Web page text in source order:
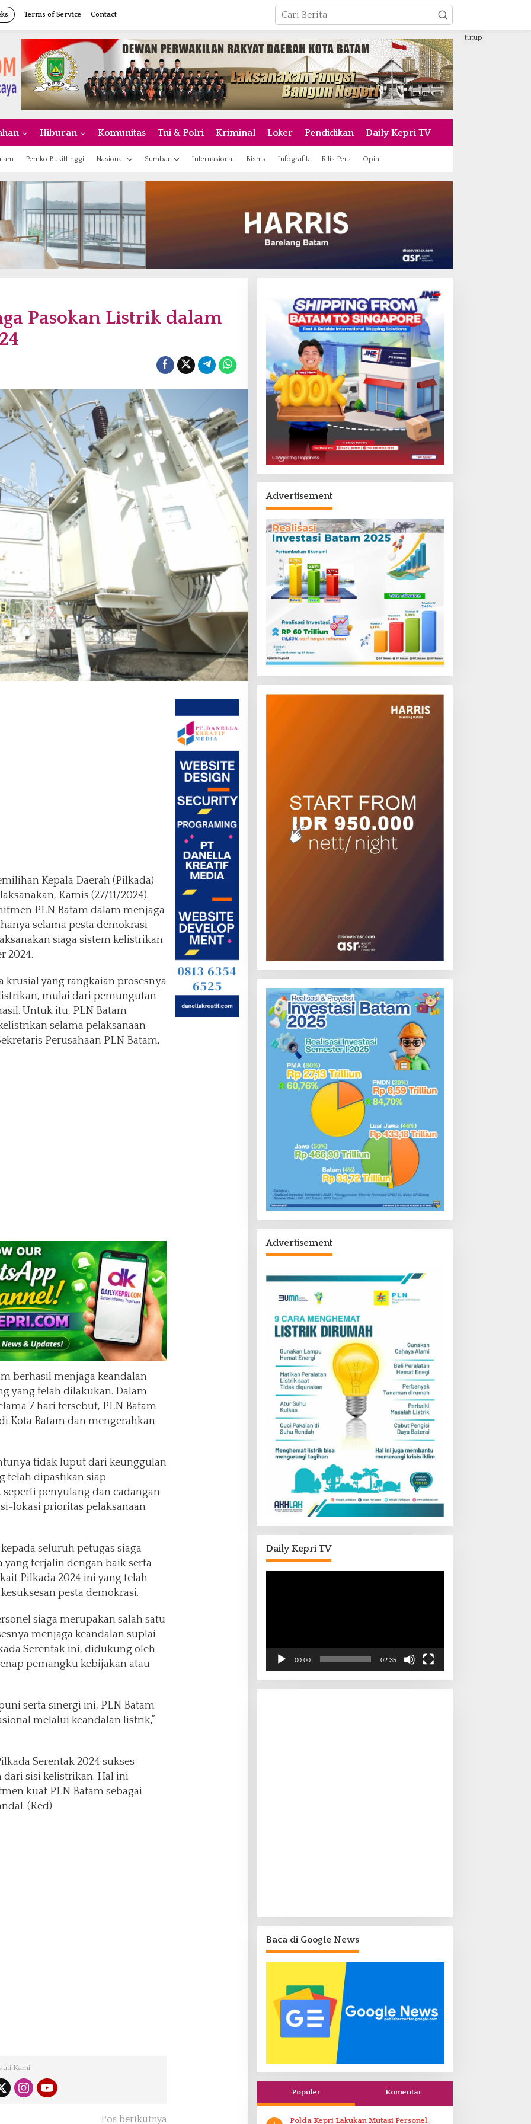
Terms of Service Contact
Hiburan Komunitas Tni & Polri Kriminal Loker Pendidikan Daily Kepri TV
Pemko Bukittinggi Nasional Sumbar Internasional Bisnis Infografik Rilis Pers Opini
tutup
Pasokan Listrik dalam
Kepala Daerah (Pilkada)
Kamis (27/11/2024).
PLN Batam dalam menjaga
selama pesta demokrasi
siaga sistem kelistrikan
2024.
krusial yang rangkaian prosesnya
mulai dari pemungutan
Untuk itu, PLN Batam
selama pelaksanaan
Perusahaan PLN Batam,
berhasil menjaga keandalan
yang telah dilakukan. Dalam
7 hari tersebut, PLN Batam
Kota Batam dan mengerahkan
tidak luput dari keunggulan
telah dipastikan siap
penyulang dan cadangan
lokasi prioritas pelaksanaan
seluruh petugas siaga
yang terjalin dengan baik serta
Pilkada 2024 ini yang telah
pesta demokrasi.
siaga merupakan salah satu
menjaga keandalan suplai
Serentak ini, didukung oleh
pemangku kebijakan atau
serta sinergi ini, PLN Batam
melalui keandalan listrik,”
Serentak 2024 sukses
sisi kelistrikan. Hal ini
kuat PLN Batam sebagai
(Red)
Kami
Pos berikutnya
Advertisement
Advertisement
Daily Kepri TV
00:00 02:35
Baca di Google News
Populer Komentar
Polda Kepri Lakukan Mutasi Personel,